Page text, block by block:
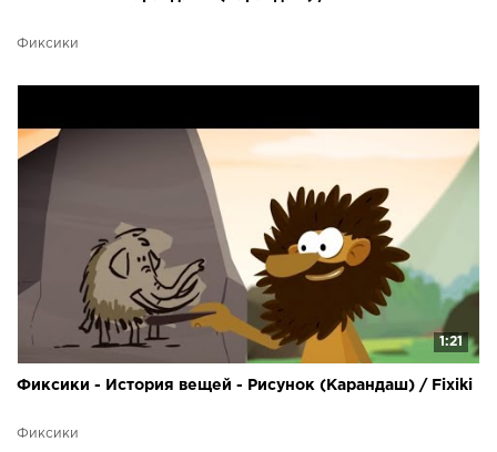
Фиксики
1:21
Фиксики - История вещей - Рисунок (Карандаш) / Fixiki
Фиксики